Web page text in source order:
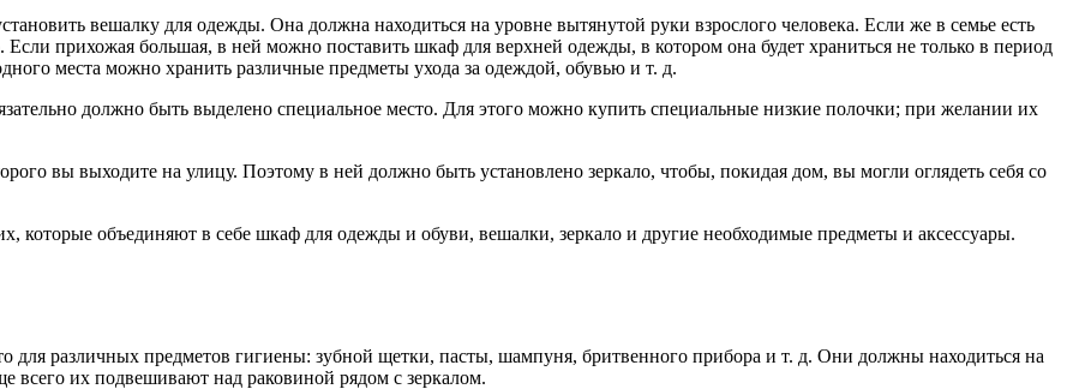
вешалку для одежды. Она должна находиться на уровне вытянутой руки взрослого человека. Если же в семье есть
прихожая большая, в ней можно поставить шкаф для верхней одежды, в котором она будет храниться не только в период
места можно хранить различные предметы ухода за одеждой, обувью и т. д.
должно быть выделено специальное место. Для этого можно купить специальные низкие полочки; при желании их
вы выходите на улицу. Поэтому в ней должно быть установлено зеркало, чтобы, покидая дом, вы могли оглядеть себя со
которые объединяют в себе шкаф для одежды и обуви, вешалки, зеркало и другие необходимые предметы и аксессуары.
для различных предметов гигиены: зубной щетки, пасты, шампуня, бритвенного прибора и т. д. Они должны находиться на
всего их подвешивают над раковиной рядом с зеркалом.